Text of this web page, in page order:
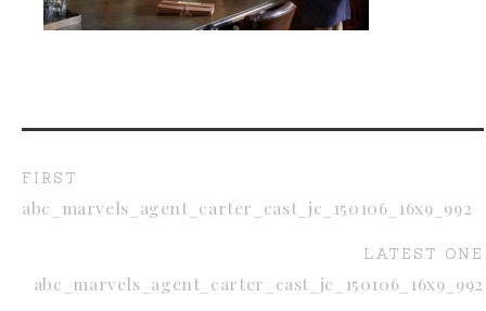
FIRST
abc_marvels_agent_carter_cast_jc_150106_16x9_992
LATEST ONE
abc_marvels_agent_carter_cast_jc_150106_16x9_992